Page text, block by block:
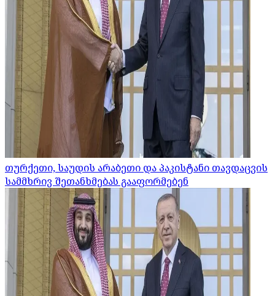
თურქეთი, საუდის არაბეთი და პაკისტანი თავდაცვის
სამმხრივ შეთანხმებას გააფორმებენ